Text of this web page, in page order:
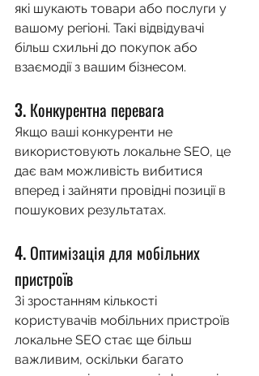
які шукають товари або послуги у
вашому регіоні. Такі відвідувачі
більш схильні до покупок або
взаємодії з вашим бізнесом.
3. Конкурентна перевага
Якщо ваші конкуренти не
використовують локальне SEO, це
дає вам можливість вибитися
вперед і зайняти провідні позиції в
пошукових результатах.
4. Оптимізація для мобільних
пристроїв
Зі зростанням кількості
користувачів мобільних пристроїв
локальне SEO стає ще більш
важливим, оскільки багато